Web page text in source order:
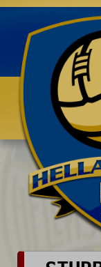
Benvenuti su